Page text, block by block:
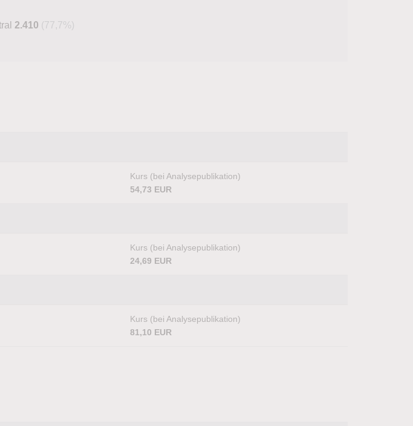
2.410 (77,7%)
Kurs (bei Analysepublikation)
54,73 EUR
Kurs (bei Analysepublikation)
24,69 EUR
Kurs (bei Analysepublikation)
81,10 EUR